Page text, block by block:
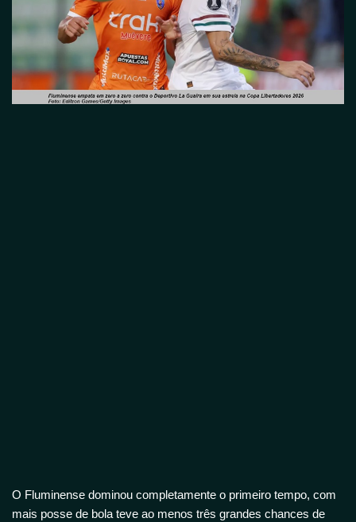
O Fluminense dominou completamente o primeiro tempo, com
mais posse de bola teve ao menos três grandes chances de